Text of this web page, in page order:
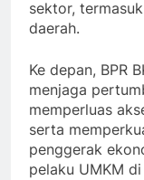
sektor,
daerah.
Ke depan, BPR
menjaga
memperluas
serta
penggerak
pelaku UMKM